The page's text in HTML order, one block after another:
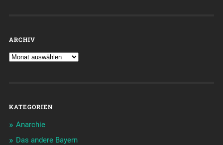
ARCHIV
KATEGORIEN
Anarchie
Das andere Bayern